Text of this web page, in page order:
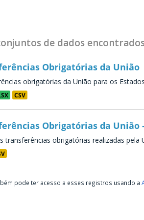
de dados
Obrigatórias da União
obrigatórias da União para os
CSV
Obrigatórias da União
transferências obrigatórias realizadas pela
pode ter acesso a esses registros usando a